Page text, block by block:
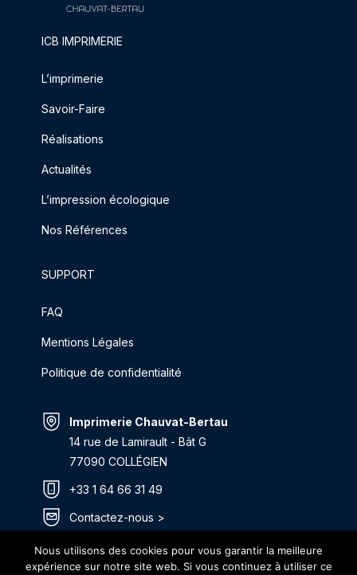
ICB IMPRIMERIE
L’imprimerie
Savoir-Faire
Réalisations
Actualités
L’impression écologique
Nos Références
SUPPORT
FAQ
Mentions Légales
Politique de confidentialité
Imprimerie Chauvat-Bertau
14 rue de Lamirault - Bât G
77090 COLLÉGIEN
+33 1 64 66 31 49
Contactez-nous >
Itinéraire >
Nous utilisons des cookies pour vous garantir la meilleure
expérience sur notre site web. Si vous continuez à utiliser ce